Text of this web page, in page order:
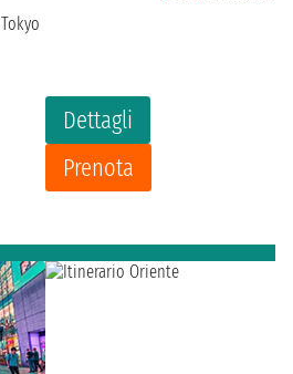
Dettagli
Prenota
Tokyo